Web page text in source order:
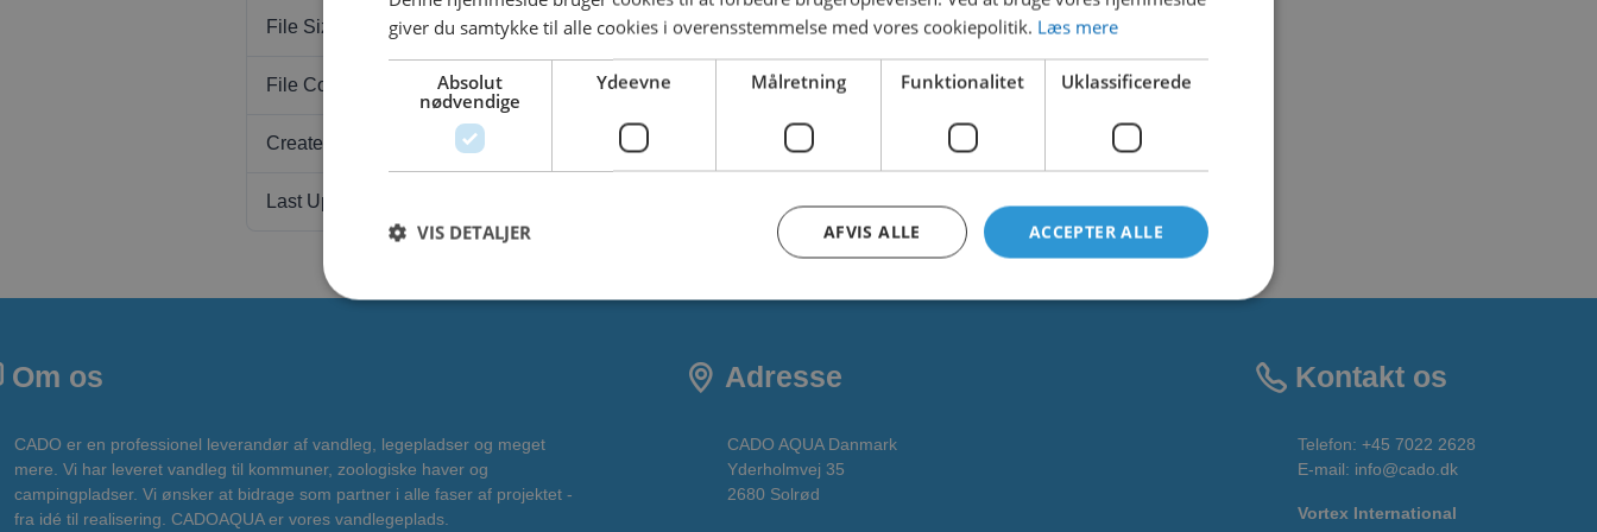
File Size 186.60 KB
File Count 1
Create Date 6. februar 2025
Last Updated
Om os
CADO er en professionel leverandør af vandleg, legepladser og meget
mere. Vi har leveret vandleg til kommuner, zoologiske haver og
campingpladser. Vi ønsker at bidrage som partner i alle faser af projektet -
fra idé til realisering. CADOAQUA er vores vandlegeplads.
Adresse
CADO AQUA Danmark
Yderholmvej 35
2680 Solrød
Kontakt os
Telefon: +45 7022 2628
E-mail: info@cado.dk
Vortex International
giver du samtykke til alle cookies i overensstemmelse med vores cookiepolitik. Læs mere
Absolut
nødvendige
Ydeevne Målretning Funktionalitet Uklassificerede
ACCEPTER ALLE
AFVIS ALLE
VIS DETALJER